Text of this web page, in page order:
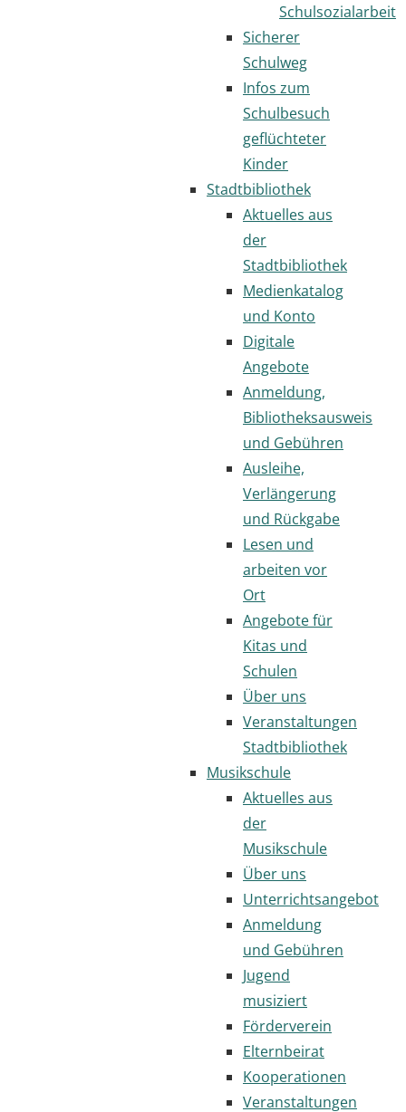
Schulsozialarbeit
Sicherer
Schulweg
Infos zum
Schulbesuch
geflüchteter
Kinder
Stadtbibliothek
Aktuelles aus
der
Stadtbibliothek
Medienkatalog
und Konto
Digitale
Angebote
Anmeldung,
Bibliotheksausweis
und Gebühren
Ausleihe,
Verlängerung
und Rückgabe
Lesen und
arbeiten vor
Ort
Angebote für
Kitas und
Schulen
Über uns
Veranstaltungen
Stadtbibliothek
Musikschule
Aktuelles aus
der
Musikschule
Über uns
Unterrichtsangebot
Anmeldung
und Gebühren
Jugend
musiziert
Förderverein
Elternbeirat
Kooperationen
Veranstaltungen